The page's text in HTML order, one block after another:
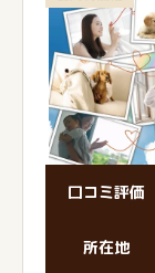
口コミ評価
所在地